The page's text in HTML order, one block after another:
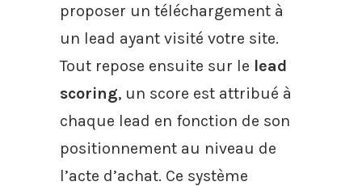
proposer un téléchargement à
un lead ayant visité votre site.
Tout repose ensuite sur le lead
scoring, un score est attribué à
chaque lead en fonction de son
positionnement au niveau de
l’acte d’achat. Ce système